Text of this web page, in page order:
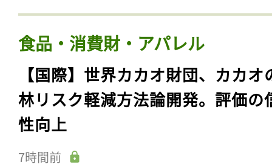
食品・消費財・アパレル
【国際】世界カカオ財団、カカオ
林リスク軽減方法論開発。評価の
性向上
7時間前